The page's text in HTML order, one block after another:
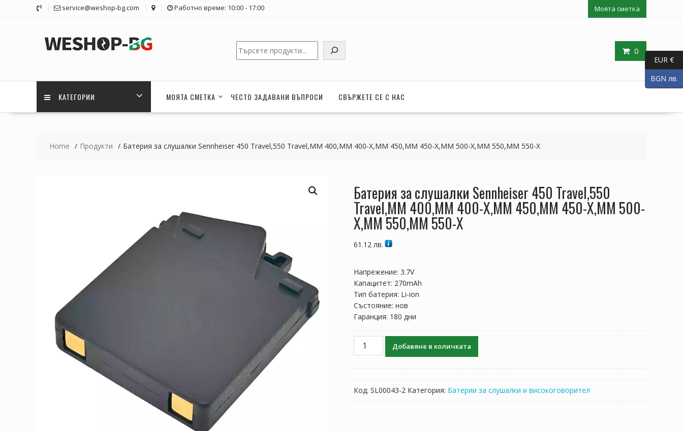
service@weshop-bg.com Работно време: 10:00 - 17:00 Моята сметка
0
Търсене
КАТЕГОРИИ МОЯТА СМЕТКА ЧЕСТО ЗАДАВАНИ ВЪПРОСИ СВЪРЖЕТЕ СЕ С НАС
Home Продукти Батерия за слушалки Sennheiser 450 Travel,550 Travel,MM 400,MM 400-X,MM 450,MM 450-X,MM 500-X,MM 550,MM 550-X
Батерия за слушалки Sennheiser 450 Travel,550
Travel,MM 400,MM 400-X,MM 450,MM 450-X,MM 500-
X,MM 550,MM 550-X
61.12 лв.
Напрежение: 3.7V
Капацитет: 270mAh
Тип батерия: Li-ion
Състояние: нов
Гаранция: 180 дни
количество
Sennheiser
Добавяне в количката
Код: SL00043-2 Категория: Батерии за слушалки и високоговорител
EUR €
BGN лв.